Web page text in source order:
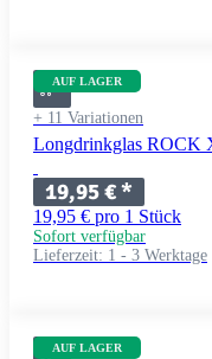
AUF LAGER
+ 11 Variationen
Longdrinkglas ROCK
19,95 €*
19,95 € pro 1 Stück
Sofort verfügbar
Lieferzeit: 1 - 3 Werktage
AUF LAGER